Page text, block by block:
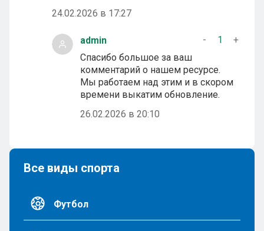
24.02.2026 в 17:27
admin - 1
+
Спасибо большое за ваш
комментарий о нашем ресурсе.
Мы работаем над этим и в скором
времени выкатим обновление.
26.02.2026 в 20:10
Все виды спорта
Футбол